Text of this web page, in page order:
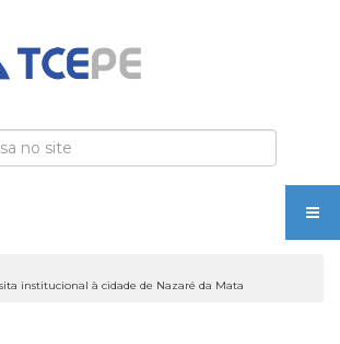
institucional à cidade de Nazaré da Mata